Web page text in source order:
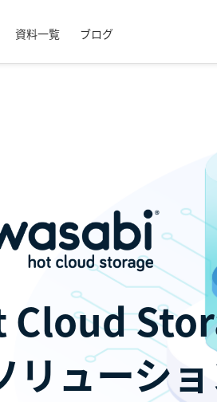
資料一覧 ブログ
Cloud
リューシ